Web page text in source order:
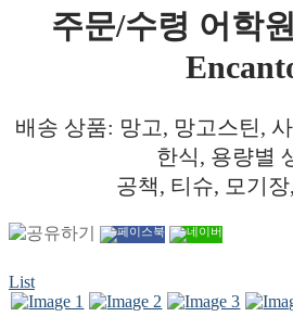
주문/수령 어학
배송 상품: 망고, 망고스틴,
한식, 용량별
공책, 티슈, 모기장
List